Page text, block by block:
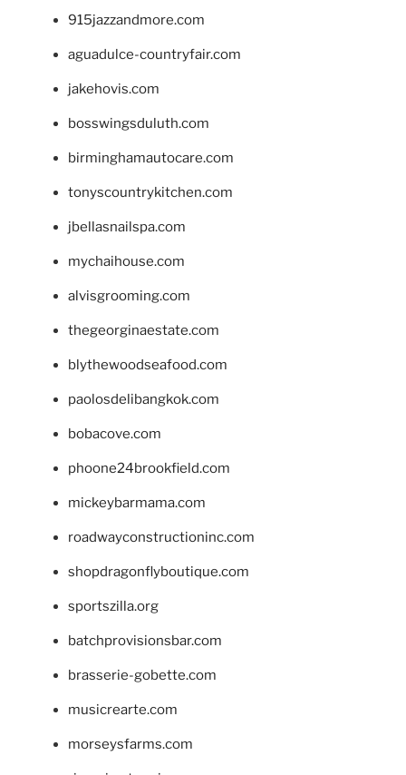
915jazzandmore.com
aguadulce-countryfair.com
jakehovis.com
bosswingsduluth.com
birminghamautocare.com
tonyscountrykitchen.com
jbellasnailspa.com
mychaihouse.com
alvisgrooming.com
thegeorginaestate.com
blythewoodseafood.com
paolosdelibangkok.com
bobacove.com
phoone24brookfield.com
mickeybarmama.com
roadwayconstructioninc.com
shopdragonflyboutique.com
sportszilla.org
batchprovisionsbar.com
brasserie-gobette.com
musicrearte.com
morseysfarms.com